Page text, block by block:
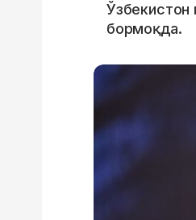
Ўзбекистон
бормоқда.